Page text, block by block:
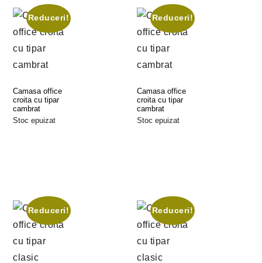
Reduceri!
Camasa office
croita cu tipar
cambrat
Stoc epuizat
Reduceri!
Camasa office
croita cu tipar
cambrat
Stoc epuizat
Reduceri! Reduceri!